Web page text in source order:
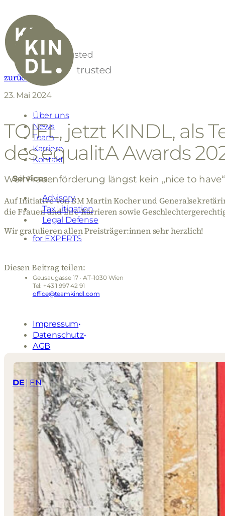
DE EN
Geusaugasse 17 • AT–1030 Wien
Tel: +43 1 997 42 91
office@teamkindl.com
Impressum
Datenschutz
AGB
Über uns
News
Team
Karriere
Kontakt
Services
Advisory
Tax Litigation
Legal Defense
for EXPERTS
zurück
23. Mai 2024
TOIFL, jetzt KINDL, als
des equalitA Awards
Weil Frauenförderung längst kein „nice to
Auf Initiative von BM Martin Kocher und
die Frauen und ihre Karrieren sowie
Wir gratulieren allen Preisträger:innen sehr herzlich!
Diesen Beitrag teilen: